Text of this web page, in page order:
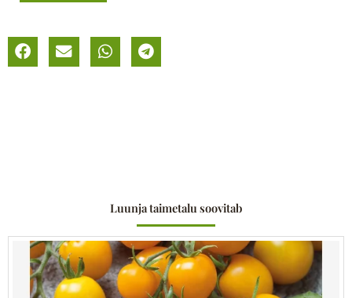
Luunja taimetalu soovitab